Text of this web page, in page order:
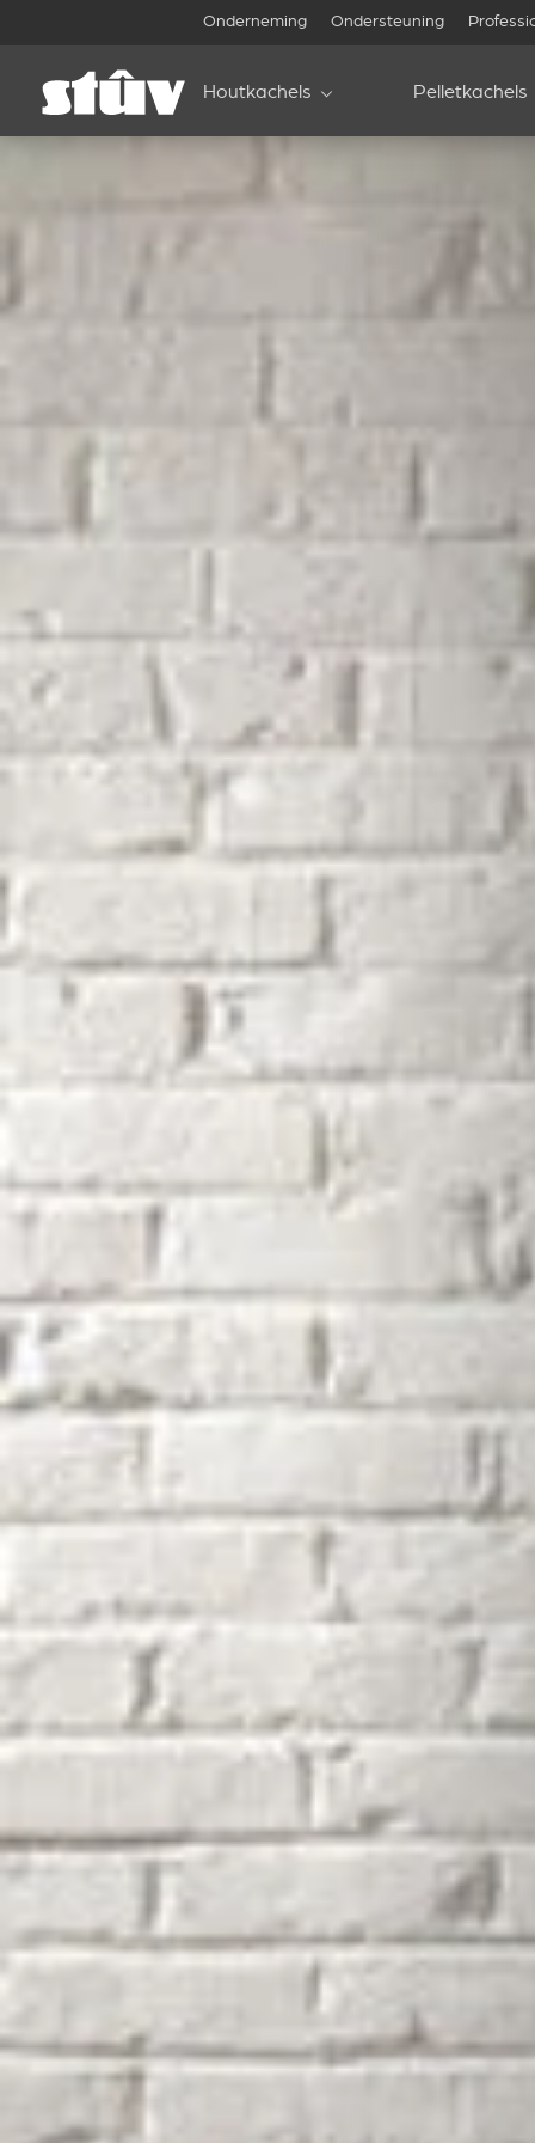
Onderneming Ondersteuning
Houtkachels Pelletkachels